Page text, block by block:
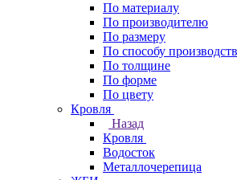
По материалу
По производителю
По размеру
По способу
По толщине
По форме
По цвету
Кровля
Назад
Кровля
Водосток
Металлочерепица